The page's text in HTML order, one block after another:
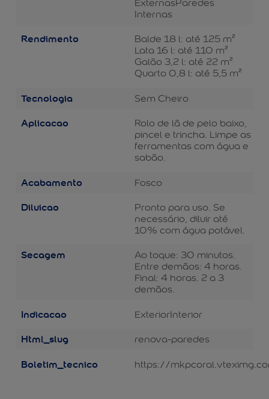
ExternasParedes
Internas
Rendimento
Balde 18 l: até 125 m²
Lata 16 l: até 110 m²
Galão 3,2 l: até 22 m²
Quarto 0,8 l: até 5,5 m²
Tecnologia Sem Cheiro
Aplicacao
Rolo de lã de pelo baixo,
pincel e trincha. Limpe as
ferramentas com água e
sabão.
Acabamento Fosco
Diluicao
Pronto para uso. Se
necessário, diluir até
10% com água potável.
Secagem
Ao toque: 30 minutos.
Entre demãos: 4 horas.
Final: 4 horas. 2 a 3
demãos.
Indicacao ExteriorInterior
Html_slug renova-paredes
Boletim_tecnico https://